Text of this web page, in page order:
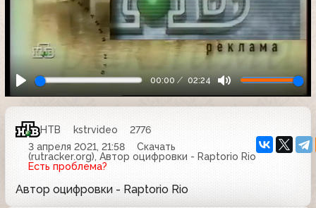
00:00 02:24
НТВ kstrvideo
2776
3 апреля 2021, 21:58
Скачать
(rutracker.org), Автор оцифровки - Raptorio Rio
Есть проблема?
Автор оцифровки - Raptorio Rio